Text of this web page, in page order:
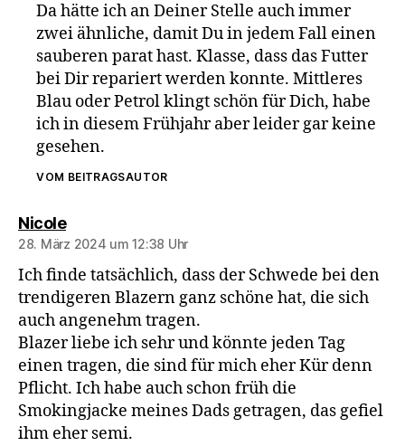
Da hätte ich an Deiner Stelle auch immer
zwei ähnliche, damit Du in jedem Fall einen
sauberen parat hast. Klasse, dass das Futter
bei Dir repariert werden konnte. Mittleres
Blau oder Petrol klingt schön für Dich, habe
ich in diesem Frühjahr aber leider gar keine
gesehen.
VOM BEITRAGSAUTOR
Nicolesagt:
28. März 2024 um 12:38 Uhr
Ich finde tatsächlich, dass der Schwede bei den
trendigeren Blazern ganz schöne hat, die sich
auch angenehm tragen.
Blazer liebe ich sehr und könnte jeden Tag
einen tragen, die sind für mich eher Kür denn
Pflicht. Ich habe auch schon früh die
Smokingjacke meines Dads getragen, das gefiel
ihm eher semi.